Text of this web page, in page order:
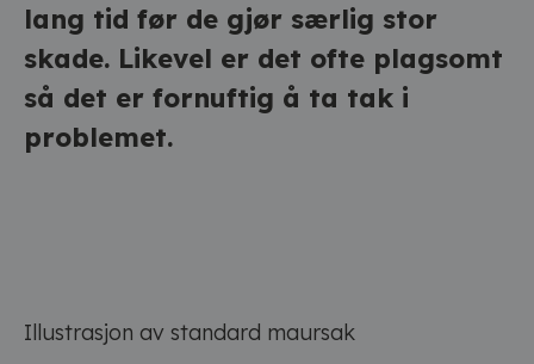
lang tid før de gjør særlig stor
skade. Likevel er det ofte plagsomt
så det er fornuftig å ta tak i
problemet.
Illustrasjon av standard maursak